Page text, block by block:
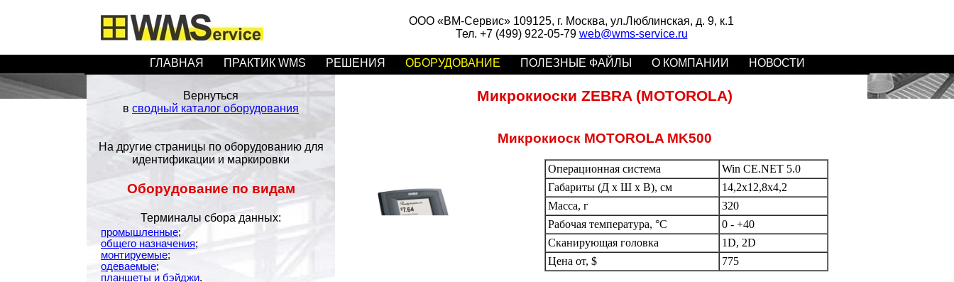
ООО «ВМ-Сервис» 109125, г. Москва, ул.Люблинская, д. 9, к.1
Тел. +7 (499) 922-05-79 web@wms-service.ru
ГЛАВНАЯ ПРАКТИК WMS РЕШЕНИЯ ОБОРУДОВАНИЕ ПОЛЕЗНЫЕ ФАЙЛЫ О КОМПАНИИ НОВОСТИ
Микрокиоски ZEBRA (MOTOROLA)
Микрокиоск MOTOROLA MK500
Операционная система
Win CE.NET 5.0
Габариты (Д х Ш х В), см
14,2x12,8x4,2
Масса, г
320
Рабочая температура, °C
0 - +40
Сканирующая головка
1D, 2D
Цена от, $
775
Вернуться
в сводный каталог оборудования
На другие страницы по оборудованию для
идентификации и маркировки
Оборудование по видам
Терминалы сбора данных:
промышленные;
общего назначения;
монтируемые;
одеваемые;
планшеты и бэйджи.